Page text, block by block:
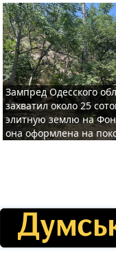
Зампред Одесского
захватил около 25
элитную землю на
она оформлена на